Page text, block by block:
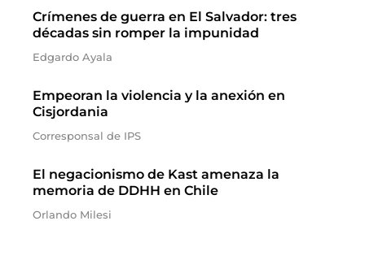
Crímenes de guerra en El Salvador: tres
décadas sin romper la impunidad
Edgardo Ayala
Empeoran la violencia y la anexión en
Cisjordania
Corresponsal de IPS
El negacionismo de Kast amenaza la
memoria de DDHH en Chile
Orlando Milesi